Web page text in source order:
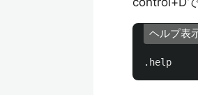
ヘルプ表
. help